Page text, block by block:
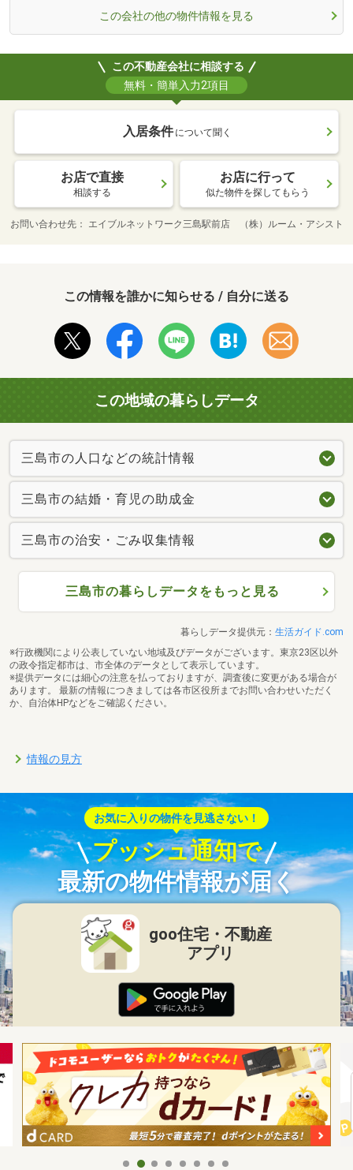
この会社の他の物件情報を見る
この不動産会社に相談する
無料・簡単入力2項目
入居条件 について聞く
お店で直接
相談する
お店に行って
似た物件を探してもらう
お問い合わせ先 エイブルネットワーク三島駅前店 （株）ルーム・アシスト
この情報を誰かに知らせる / 自分に送る
この地域の暮らしデータ
三島市の人口などの統計情報
三島市の結婚・育児の助成金
三島市の治安・ごみ収集情報
三島市の暮らしデータをもっと見る
暮らしデータ提供元： 生活ガイド.com
※行政機関により公表していない地域及びデータがございます。東京23区以外
の政令指定都市は、市全体のデータとして表示しています。
※提供データには細心の注意を払っておりますが、調査後に変更がある場合が
あります。 最新の情報につきましては各市区役所までお問い合わせいただく
か、自治体HPなどをご確認ください。
情報の見方
お気に入りの物件を見逃さない！
プッシュ通知で
最新の物件情報が届く
goo住宅・不動産
アプリ